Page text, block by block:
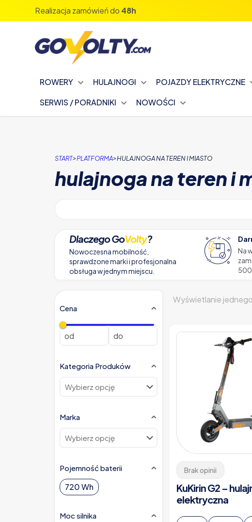
Realizacja zamówień do 48h
ROWERY HULAJNOGI POJAZDY ELEKTRYCZNE
SERWIS / PORADNIKI
NOWOŚCI
START>PLATFORMA>HULAJNOGA NA TEREN I MIASTO
hulajnoga na teren i
Dlaczego GoVolty?
Nowoczesna mobilność,
sprawdzone marki i profesjonalna
obsługa w jednym miejscu.
Na
500
Cena
Kategoria Produków
Marka
Pojemność baterii
720 Wh
Moc silnika
Wyświetlanie
Brak opinii
KuKirin G2 –
elektryczna